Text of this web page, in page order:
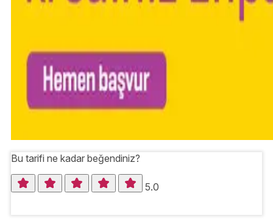
Bu tarifi ne kadar beğendiniz?
5.0